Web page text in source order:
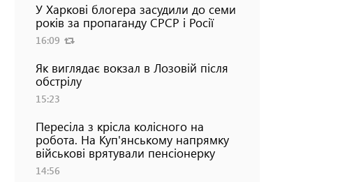
У Харкові блогера засудили до семи
років за пропаганду СРСР і Росії
16:09
Як виглядає вокзал в Лозовій після
обстрілу
15:23
Пересіла з крісла колісного на
робота. На Куп'янському напрямку
військові врятували пенсіонерку
14:56